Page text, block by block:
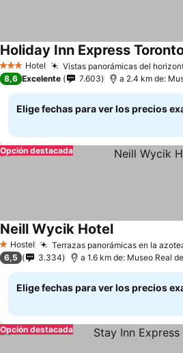
3 Estrellas
Hotel Vistas panorámicas del
Holiday Inn Express
8,6 Excelente 7.603 a 2.4 km de:
Elige fechas para ver los precios
Opción destacada
1 Estrellas
Hostel Terrazas panorámicas en la
Neill Wycik Hotel
6,5 3.334 a 1.6 km de: Museo Real
Elige fechas para ver los precios
Opción destacada